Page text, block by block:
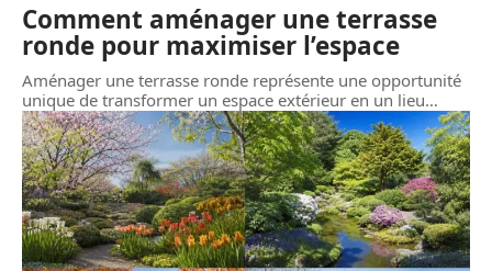
Comment aménager une terrasse
ronde pour maximiser l’espace
Aménager une terrasse ronde représente une opportunité
unique de transformer un espace extérieur en un lieu…